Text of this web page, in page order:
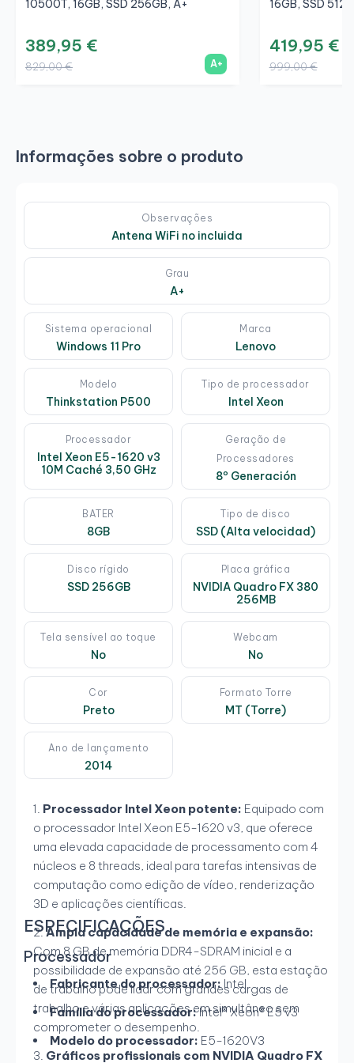
10500T, 16GB, SSD 256GB, A+
389,95 €
829,00 € A+
16GB, SSD
419,95 €
999,00 €
Informações sobre o produto
Observações
Antena WiFi no incluida
Grau
A+
Sistema operacional
Windows 11 Pro
Marca
Lenovo
Modelo
Thinkstation P500
Tipo de processador
Intel Xeon
Processador
Intel Xeon E5-1620 v3
10M Caché 3,50 GHz
Geração de
Processadores
8º Generación
BATER
8GB
Tipo de disco
SSD (Alta velocidad)
Disco rígido
SSD 256GB
Placa gráfica
NVIDIA Quadro FX 380
256MB
Tela sensível ao toque
No
Webcam
No
Cor
Preto
Formato Torre
MT (Torre)
Ano de lançamento
2014
Processador Intel Xeon potente: Equipado com
o processador Intel Xeon E5-1620 v3, que oferece
uma elevada capacidade de processamento com 4
núcleos e 8 threads, ideal para tarefas intensivas de
computação como edição de vídeo, renderização
3D e aplicações científicas.
Ampla capacidade de memória e expansão:
Com 8 GB de memória DDR4-SDRAM inicial e a
possibilidade de expansão até 256 GB, esta estação
de trabalho pode lidar com grandes cargas de
trabalho e várias aplicações em simultâneo sem
comprometer o desempenho.
Gráficos profissionais com NVIDIA Quadro FX
ESPECIFICAÇÕES
Processador
Fabricante do processador: Intel
Família do processador:Intel® Xeon® E5 v3
Modelo do processador: E5-1620V3